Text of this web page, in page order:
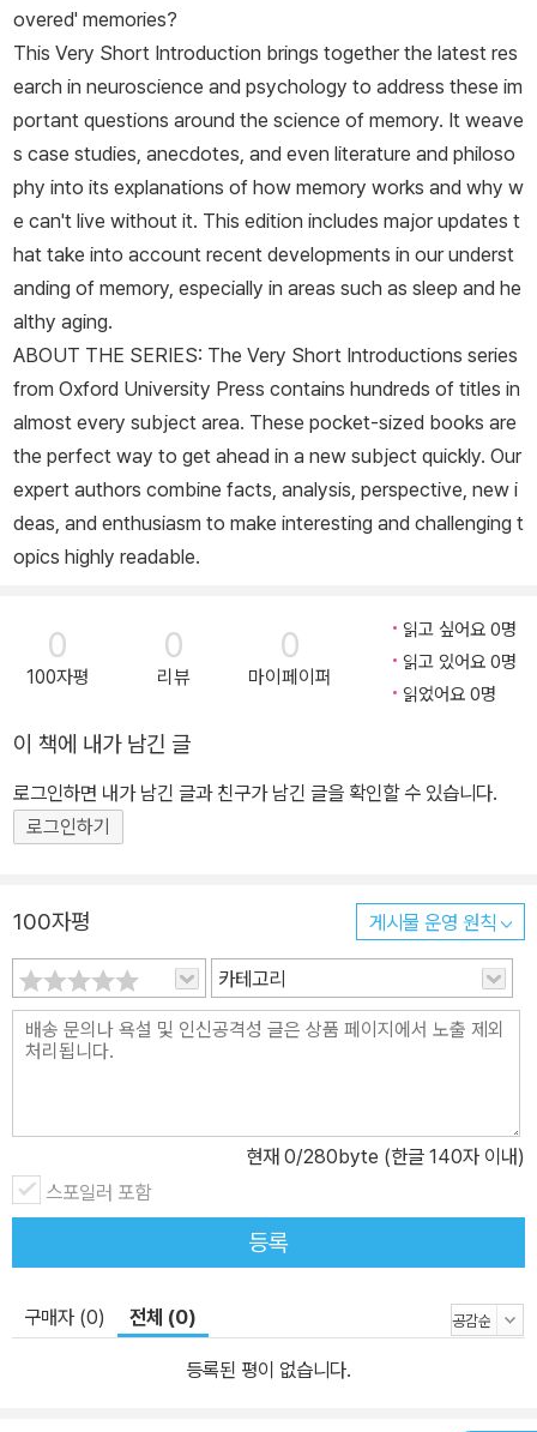
overed' memories?
This Very Short Introduction brings together the latest res
earch in neuroscience and psychology to address these im
portant questions around the science of memory. It weave
s case studies, anecdotes, and even literature and philoso
phy into its explanations of how memory works and why w
e can't live without it. This edition includes major updates t
hat take into account recent developments in our underst
anding of memory, especially in areas such as sleep and he
althy aging.
ABOUT THE SERIES: The Very Short Introductions series
from Oxford University Press contains hundreds of titles in
almost every subject area. These pocket-sized books are
the perfect way to get ahead in a new subject quickly. Our
expert authors combine facts, analysis, perspective, new i
deas, and enthusiasm to make interesting and challenging t
opics highly readable.
0
100자평
0
리뷰
0
마이페이퍼
읽고 싶어요 0명
읽고 있어요 0명
읽었어요 0명
이 책에 내가 남긴 글
로그인하면 내가 남긴 글과 친구가 남긴 글을 확인할 수 있습니다.
로그인하기
100자평 게시물 운영 원칙
카테고리
현재 0/280byte (한글 140자 이내)
스포일러 포함
등록
구매자 (0) 전체 (0)
등록된 평이 없습니다.